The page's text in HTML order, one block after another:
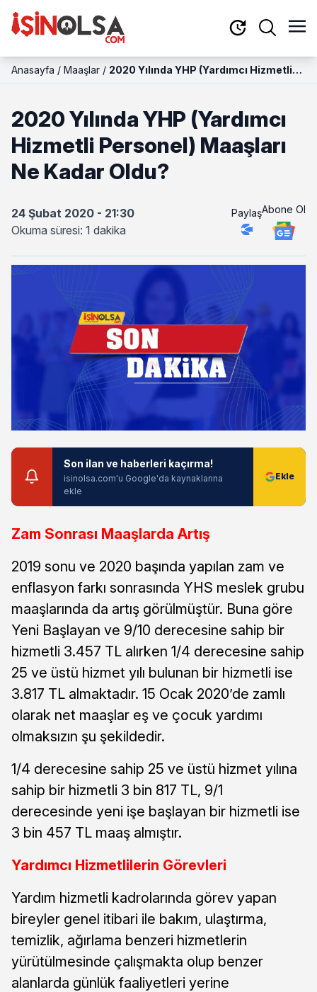
Anasayfa / Maaşlar / 2020 Yılında YHP (Yardımcı Hizmetli
2020 Yılında YHP (Yardımcı
Hizmetli Personel) Maaşları
Ne Kadar Oldu?
24 Şubat 2020 - 21:30
Okuma süresi: 1 dakika
PaylaşAbone Ol
Son ilan ve haberleri kaçırma!
isinolsa.com'u Google'da kaynaklarına
ekle
Zam Sonrası Maaşlarda Artış
2019 sonu ve 2020 başında yapılan zam ve
enflasyon farkı sonrasında YHS meslek grubu
maaşlarında da artış görülmüştür. Buna göre
Yeni Başlayan ve 9/10 derecesine sahip bir
hizmetli 3.457 TL alırken 1/4 derecesine sahip
25 ve üstü hizmet yılı bulunan bir hizmetli ise
3.817 TL almaktadır. 15 Ocak 2020’de zamlı
olarak net maaşlar eş ve çocuk yardımı
olmaksızın şu şekildedir.
1/4 derecesine sahip 25 ve üstü hizmet yılına
sahip bir hizmetli 3 bin 817 TL, 9/1
derecesinde yeni işe başlayan bir hizmetli ise
3 bin 457 TL maaş almıştır.
Yardımcı Hizmetlilerin Görevleri
Yardım hizmetli kadrolarında görev yapan
bireyler genel itibari ile bakım, ulaştırma,
temizlik, ağırlama benzeri hizmetlerin
yürütülmesinde çalışmakta olup benzer
alanlarda günlük faaliyetleri yerine